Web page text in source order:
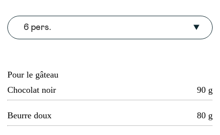
6 pers.
Pour le gâteau
Chocolat noir
90 g
Beurre doux 80 g